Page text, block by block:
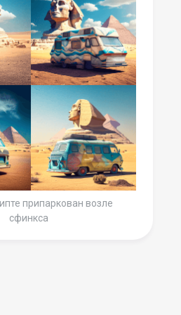
припаркован возле
сфинкса